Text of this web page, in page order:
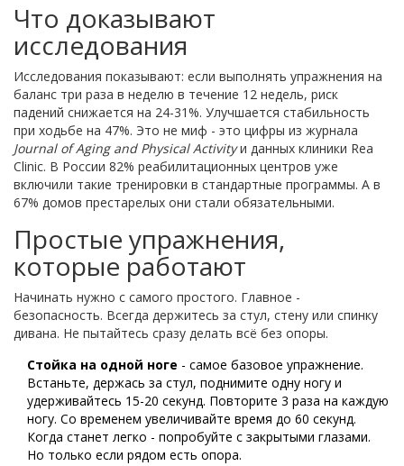
Что доказывают
исследования
Исследования показывают: если выполнять упражнения на
баланс три раза в неделю в течение 12 недель, риск
падений снижается на 24-31%. Улучшается стабильность
при ходьбе на 47%. Это не миф - это цифры из журнала
Journal of Aging and Physical Activityи данных клиники Rea
Clinic. В России 82% реабилитационных центров уже
включили такие тренировки в стандартные программы. А в
67% домов престарелых они стали обязательными.
Простые упражнения,
которые работают
Начинать нужно с самого простого. Главное -
безопасность. Всегда держитесь за стул, стену или спинку
дивана. Не пытайтесь сразу делать всё без опоры.
Стойка на одной ноге - самое базовое упражнение.
Встаньте, держась за стул, поднимите одну ногу и
удерживайтесь 15-20 секунд. Повторите 3 раза на каждую
ногу. Со временем увеличивайте время до 60 секунд.
Когда станет легко - попробуйте с закрытыми глазами.
Но только если рядом есть опора.